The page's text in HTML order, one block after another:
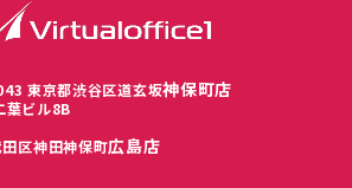
東京都渋谷区道玄坂
ビル8B
神保町店
区神田神保町広島店